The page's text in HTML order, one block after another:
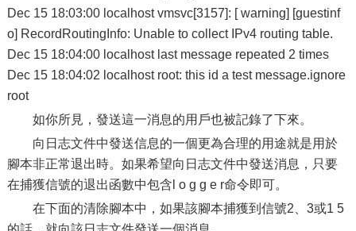
Dec 15 18:03:00 localhost vmsvc[3157]: [ warning] [guestinf
o] RecordRoutingInfo: Unable to collect IPv4 routing table.
Dec 15 18:04:00 localhost last message repeated 2 times
Dec 15 18:04:02 localhost root: this id a test message.ignore
root
如你所見，發送這一消息的用戶也被記錄了下來。
向日志文件中發送信息的一個更為合理的用途就是用於
腳本非正常退出時。如果希望向日志文件中發送消息，只要
在捕獲信號的退出函數中包含l o g g e r命令即可。
在下面的清除腳本中，如果該腳本捕獲到信號2、3或1 5